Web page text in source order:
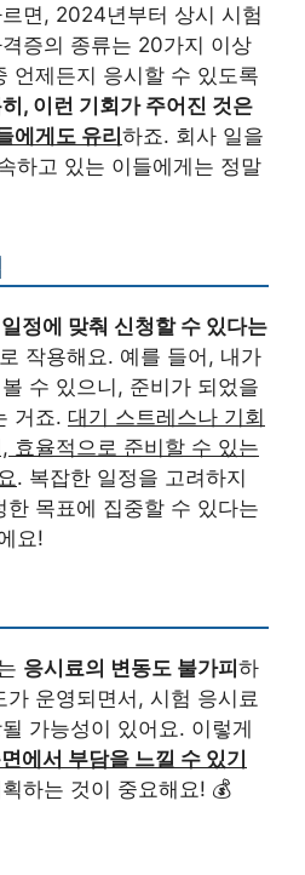
면, 2024년부터 상시 시험
증의 종류는 20가지 이상
언제든지 응시할 수 있도록
, 이런 기회가 주어진 것은
에게도 유리하죠. 회사 일을
하고 있는 이들에게는 정말
정에 맞춰 신청할 수 있다는
작용해요. 예를 들어, 내가
수 있으니, 준비가 되었을
거죠. 대기 스트레스나 기회
효율적으로 준비할 수 있는
. 복잡한 일정을 고려하지
목표에 집중할 수 있다는
요!
응시료의 변동도 불가피하
운영되면서, 시험 응시료
가능성이 있어요. 이렇게
에서 부담을 느낄 수 있기
하는 것이 중요해요! 💰